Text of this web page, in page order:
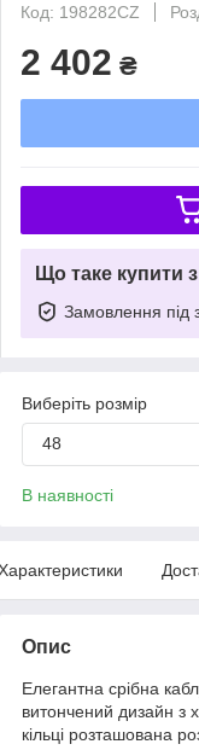
Код: 198282CZ
2 402 ₴
Що таке купити
Замовлення під
Виберіть розмір
48
В наявності
Опис
Елегантна срібна
витончений дизайн з
кільці розташована